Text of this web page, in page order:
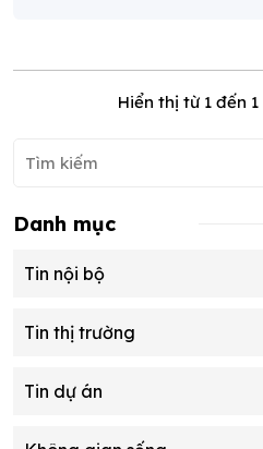
Hiển thị từ 1 đến 1
Danh mục
Tin nội bộ
Tin thị trường
Tin dự án